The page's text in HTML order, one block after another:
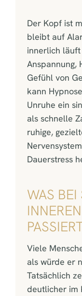
Der Kopf ist
bleibt auf
innerlich
Anspannung,
Gefühl von
kann
Unruhe ein
als schnelle
ruhige,
Dauerstress
WAS BEI
Viele
als würde er
Tatsächlich
deutlicher im